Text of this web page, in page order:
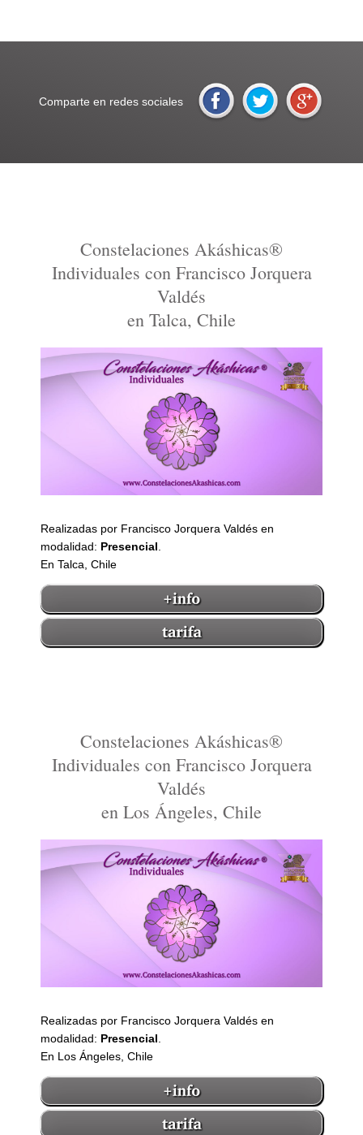
Comparte en redes sociales
Constelaciones Akáshicas®
Individuales con Francisco Jorquera
Valdés
en Talca, Chile
Realizadas por Francisco Jorquera Valdés en
modalidad: Presencial
En Talca, Chile
Constelaciones Akáshicas®
Individuales con Francisco Jorquera
Valdés
en Los Ángeles, Chile
Realizadas por Francisco Jorquera Valdés en
modalidad: Presencial
En Los Ángeles, Chile
* Convivencia